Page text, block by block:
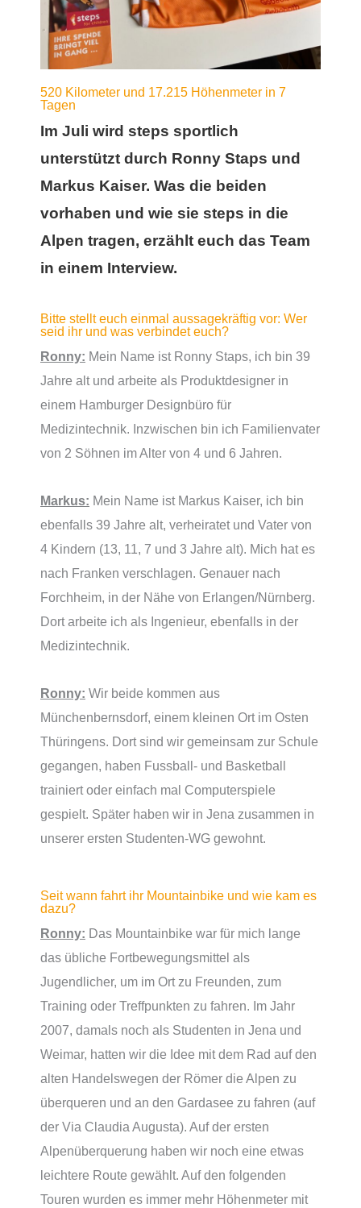
520 Kilometer und 17.215 Höhenmeter in 7
Tagen
Im Juli wird steps sportlich
unterstützt durch Ronny Staps und
Markus Kaiser. Was die beiden
vorhaben und wie sie steps in die
Alpen tragen, erzählt euch das Team
in einem Interview.
Bitte stellt euch einmal aussagekräftig vor: Wer
seid ihr und was verbindet euch?
Ronny: Mein Name ist Ronny Staps, ich bin 39
Jahre alt und arbeite als Produktdesigner in
einem Hamburger Designbüro für
Medizintechnik. Inzwischen bin ich Familienvater
von 2 Söhnen im Alter von 4 und 6 Jahren.
Markus: Mein Name ist Markus Kaiser, ich bin
ebenfalls 39 Jahre alt, verheiratet und Vater von
4 Kindern (13, 11, 7 und 3 Jahre alt). Mich hat es
nach Franken verschlagen. Genauer nach
Forchheim, in der Nähe von Erlangen/Nürnberg.
Dort arbeite ich als Ingenieur, ebenfalls in der
Medizintechnik.
Ronny: Wir beide kommen aus
Münchenbernsdorf, einem kleinen Ort im Osten
Thüringens. Dort sind wir gemeinsam zur Schule
gegangen, haben Fussball- und Basketball
trainiert oder einfach mal Computerspiele
gespielt. Später haben wir in Jena zusammen in
unserer ersten Studenten-WG gewohnt.
Seit wann fahrt ihr Mountainbike und wie kam es
dazu?
Ronny: Das Mountainbike war für mich lange
das übliche Fortbewegungsmittel als
Jugendlicher, um im Ort zu Freunden, zum
Training oder Treffpunkten zu fahren. Im Jahr
2007, damals noch als Studenten in Jena und
Weimar, hatten wir die Idee mit dem Rad auf den
alten Handelswegen der Römer die Alpen zu
überqueren und an den Gardasee zu fahren (auf
der Via Claudia Augusta). Auf der ersten
Alpenüberquerung haben wir noch eine etwas
leichtere Route gewählt. Auf den folgenden
Touren wurden es immer mehr Höhenmeter mit